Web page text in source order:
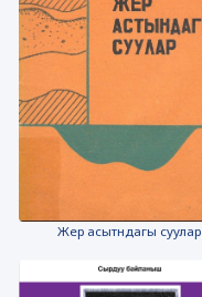
Жер асытндагы суулар